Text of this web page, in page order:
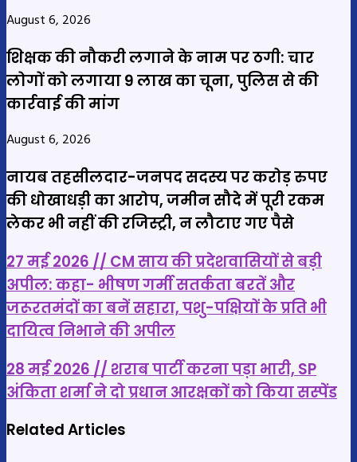
August 6, 2026
शिक्षक की नौकरी लगाने के नाम पर ठगी: चार
लोगों को लगाया 9 लाख का चूना, पुलिस से की
कार्रवाई की मांग
August 6, 2026
नायब तहसीलदार-जनपद सदस्य पर करोड़ रुपए
की धोखाधड़ी का आरोप, जमीन सौदे में पूरी रकम
लेकर भी नहीं की रजिस्ट्री, न लौटाए गए पैसे
27
मई
2026
//
CM
साय
की
प्रदेशवासियों
से
27 मई 2026 // CM साय की प्रदेशवासियों से बड़ी
अपील: कहा- भीषण गर्मी सतर्कता बरतें और
जरूरतमंदों का बनें सहारा, पशु-पक्षियों के प्रति भी
दायित्व निभाने की अपील
28
मई
//
28 मई 2026 // शराब पार्टी करना पड़ा भारी, SP
अंकिता शर्मा ने दो प्रधान आरक्षकों को किया सस्पेंड
Related Articles